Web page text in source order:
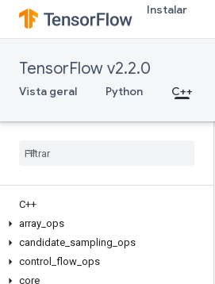
Instalar
TensorFlow v2.2.0
Vista geral Python C++
C++
array ops
candidate sampling ops
control
flow ops
core